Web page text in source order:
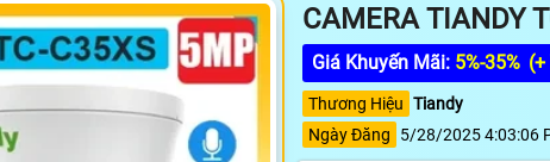
CAMERA TIANDY
Giá Khuyến Mãi: 5%-35% (+
Thương Hiệu Tiandy
Ngày Đăng
5/28/2025 4:03:06